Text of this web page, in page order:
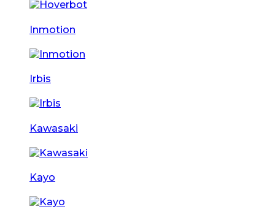
Inmotion
Irbis
Kawasaki
Kayo